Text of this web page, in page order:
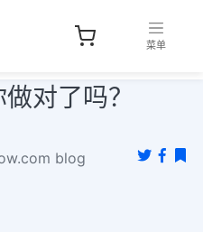
菜单
对了吗？
blog